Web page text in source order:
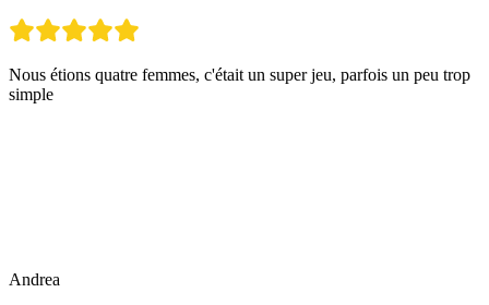
Nous étions quatre femmes, c'était un super jeu, parfois un peu trop
simple
Andrea